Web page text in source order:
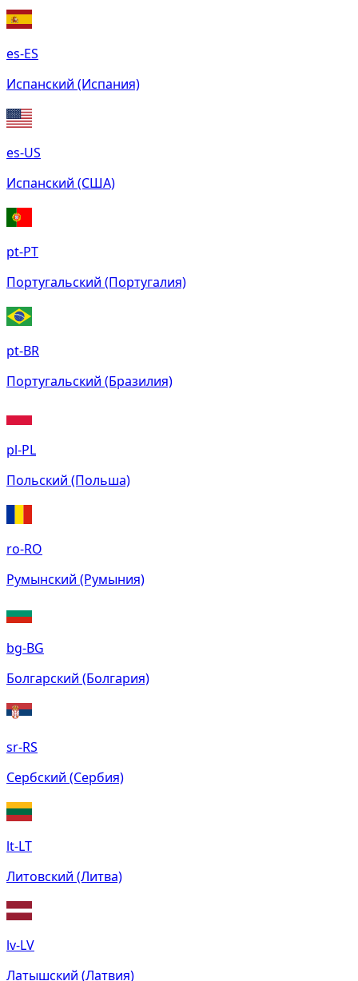
es-ES
Испанский (Испания)
es-US
Испанский (США)
pt-PT
Португальский (Португалия)
pt-BR
Португальский (Бразилия)
pl-PL
Польский (Польша)
ro-RO
Румынский (Румыния)
bg-BG
Болгарский (Болгария)
sr-RS
Сербский (Сербия)
lt-LT
Литовский (Литва)
lv-LV
Латышский (Латвия)